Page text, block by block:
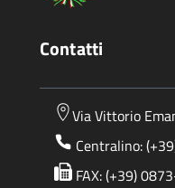
Contatti
Via Vittorio
Centralino:
FAX: (+39)